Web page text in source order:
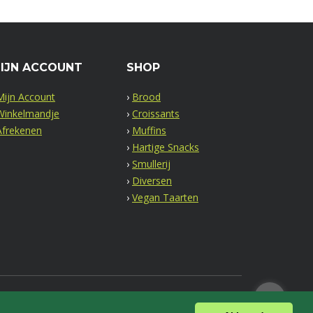
ACCOUNT
Account
SHOP
› Brood
› Croissants
› Muffins
› Hartige Snacks
› Smullerij
› Diversen
› Vegan Taarten